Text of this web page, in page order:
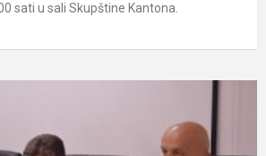
sati u sali Skupštine Kantona.